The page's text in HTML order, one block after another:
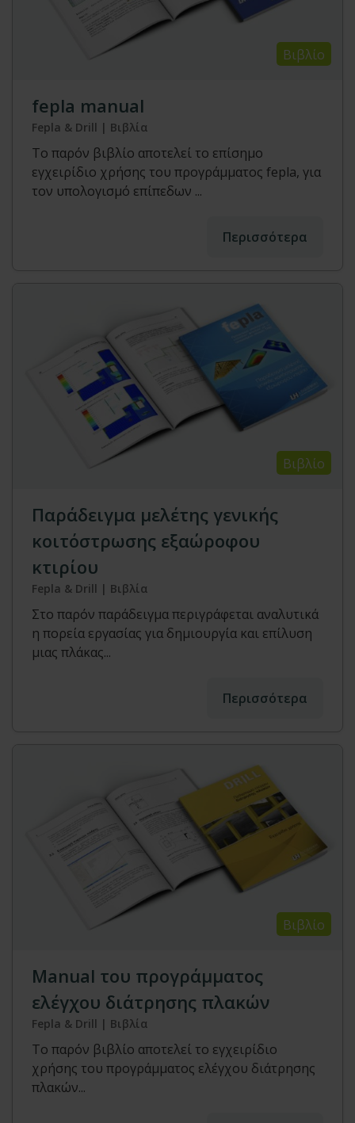
Βιβλίο
fepla manual
Fepla & Drill | Βιβλία
Το παρόν βιβλίο αποτελεί το επίσημο
εγχειρίδιο χρήσης του προγράμματος fepla, για
τον υπολογισμό επίπεδων ...
Περισσότερα
Βιβλίο
Παράδειγμα μελέτης γενικής
κοιτόστρωσης εξαώροφου
κτιρίου
Fepla & Drill | Βιβλία
Στο παρόν παράδειγμα περιγράφεται αναλυτικά
η πορεία εργασίας για δημιουργία και επίλυση
μιας πλάκας...
Περισσότερα
Βιβλίο
Manual του προγράμματος
ελέγχου διάτρησης πλακών
Fepla & Drill | Βιβλία
Το παρόν βιβλίο αποτελεί το εγχειρίδιο
χρήσης του προγράμματος ελέγχου διάτρησης
πλακών...